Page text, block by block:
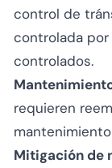
control de
controlada por
controlados.
requieren
Mitigación de